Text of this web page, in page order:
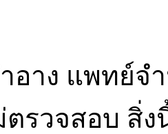
อาง แพทย์
ตรวจสอบ สิ่